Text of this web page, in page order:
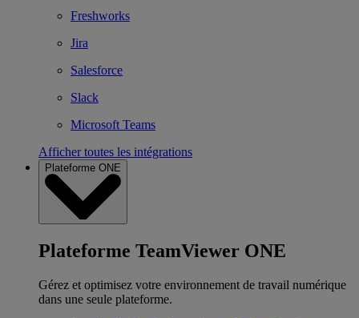
Freshworks
Jira
Salesforce
Slack
Microsoft Teams
Afficher toutes les intégrations
Plateforme ONE
Plateforme TeamViewer ONE
Gérez et optimisez votre environnement de travail numérique
dans une seule plateforme.